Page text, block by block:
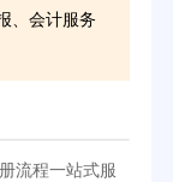
、会计服务
流程一站式服